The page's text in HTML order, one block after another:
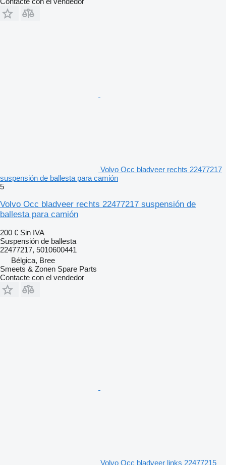
Volvo Occ bladveer rechts 22477217
suspensión de ballesta para camión
5
Volvo Occ bladveer rechts 22477217 suspensión de
ballesta para camión
200 € Sin IVA
Suspensión de ballesta
22477217, 5010600441
Bélgica, Bree
Smeets & Zonen Spare Parts
Contacte con el vendedor
Volvo Occ bladveer links 22477215